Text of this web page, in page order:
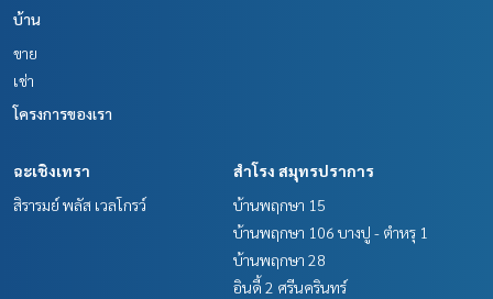
บ้าน
ขาย
เช่า
โครงการของเรา
ฉะเชิงเทรา
สิรารมย์ พลัส เวลโกรว์
สำโรง สมุทรปราการ
บ้านพฤกษา 15
บ้านพฤกษา 106 บางปู - ตำหรุ 1
บ้านพฤกษา 28
อินดี้ 2 ศรีนครินทร์